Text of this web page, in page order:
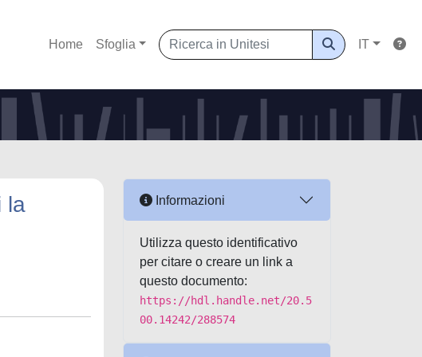
Home Sfoglia IT
la
Informazioni
Utilizza questo identificativo
per citare o creare un link a
questo documento:
https://hdl.handle.net/20.5
00.14242/288574